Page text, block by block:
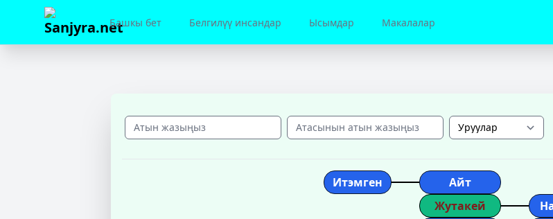
Башкы бет Белгилүү инсандар Ысымдар Макалалар
Итэмген
Айт
Жутакей